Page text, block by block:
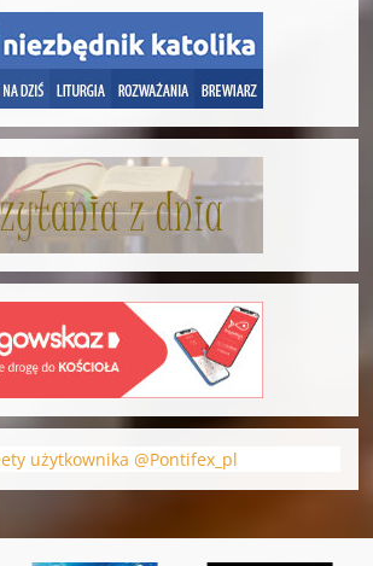
użytkownika @Pontifex_pl